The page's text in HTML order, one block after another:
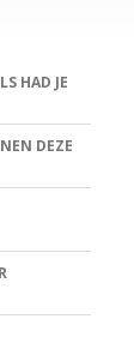
HAD JE
DEZE